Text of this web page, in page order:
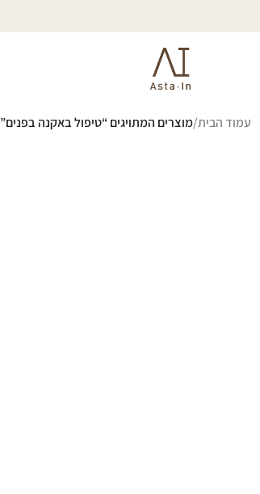
עמוד הבית/מוצרים המתויגים “טיפול באקנה בפנים”